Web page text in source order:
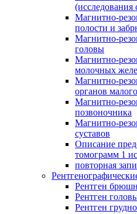
(исследования
Магнитно-
полости и
Магнитно-
головы
Магнитно-
молочных
Магнитно-
органов
Магнитно-
позвоночника
Магнитно-
суставов
Описание
томограмм 1
повторная
Рентген
Рентген
Рентген